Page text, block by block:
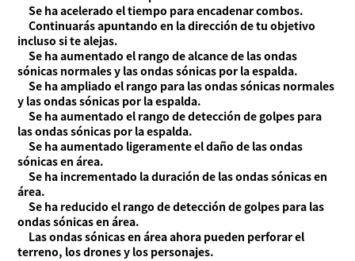
Se ha acelerado el tiempo para encadenar combos.
Continuarás apuntando en la dirección de tu objetivo
incluso si te alejas.
Se ha aumentado el rango de alcance de las ondas
sónicas normales y las ondas sónicas por la espalda.
Se ha ampliado el rango para las ondas sónicas normales
y las ondas sónicas por la espalda.
Se ha aumentado el rango de detección de golpes para
las ondas sónicas por la espalda.
Se ha aumentado ligeramente el daño de las ondas
sónicas en área.
Se ha incrementado la duración de las ondas sónicas en
área.
Se ha reducido el rango de detección de golpes para las
ondas sónicas en área.
Las ondas sónicas en área ahora pueden perforar el
terreno, los drones y los personajes.